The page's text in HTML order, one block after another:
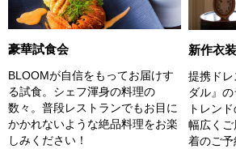
豪華試食会
BLOOMが自信をもってお届けす
る試食。シェフ渾身の料理の
数々。普段レストランでもお目に
かかれないような絶品料理をお楽
しみください！
新作衣
提携ドレ
ダル』
トレン
幅広くご
着のご予